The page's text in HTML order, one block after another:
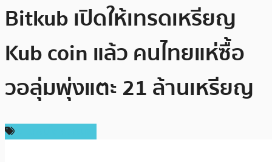
Bitkub เปิดให้เทรดเหรียญ
Kub coin แล้ว คนไทยแห่ซื้อ
วอลุ่มพุ่งแตะ 21 ล้านเหรียญ